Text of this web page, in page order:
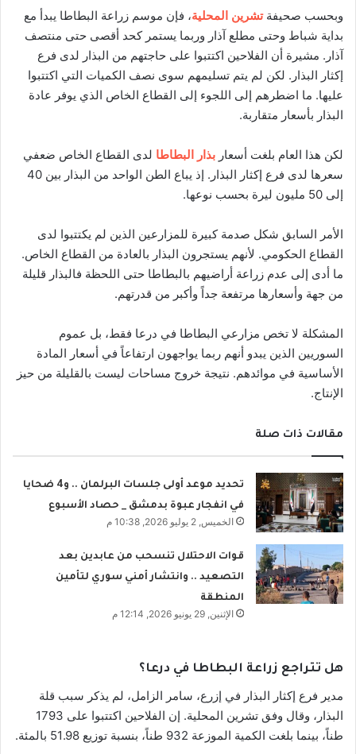
وبحسب صحيفةتشرين المحلية، فإن موسم زراعة البطاطا يبدأ مع
بداية شباط وحتى مطلع آذار وربما يستمر كحد أقصى حتى منتصف
آذار. مشيرة أن الفلاحين اكتتبوا على حاجتهم من البذار لدى فرع
إكثار البذار. لكن لم يتم تسليمهم سوى نصف الكميات التي اكتتبوا
عليها. ما اضطرهم إلى اللجوء إلى القطاع الخاص الذي يوفر عادة
البذار بأسعار متقاربة.
لكن هذا العام بلغت أسعار بذار البطاطا لدى القطاع الخاص ضعفي
سعرها لدى فرع إكثار البذار. إذ يباع الطن الواحد من البذار بين 40
إلى 50 مليون ليرة بحسب نوعها.
الأمر السابق شكل صدمة كبيرة للمزارعين الذين لم يكتتبوا لدى
القطاع الحكومي. لأنهم يستجرون البذار بالعادة من القطاع الخاص.
ما أدى إلى عدم زراعة أراضيهم بالبطاطا حتى اللحظة فالبذار قليلة
من جهة وأسعارها مرتفعة جداً وأكبر من قدرتهم.
المشكلة لا تخص مزارعي البطاطا في درعا فقط، بل عموم
السوريين الذين يبدو أنهم ربما يواجهون ارتفاعاً في أسعار المادة
الأساسية في موائدهم. نتيجة خروج مساحات ليست بالقليلة من حيز
الإنتاج.
مقالات ذات صلة
تحديد موعد أولى جلسات البرلمان .. و4 ضحايا
في انفجار عبوة بدمشق _ حصاد الأسبوع
الخميس, 2 يوليو 2026, 10:38 م
قوات الاحتلال تنسحب من عابدين بعد
التصعيد .. وانتشار أمني سوري لتأمين
المنطقة
الإثنين, 29 يونيو 2026, 12:14 م
هل تتراجع زراعة البطاطا في درعا؟
مدير فرع إكثار البذار في إزرع، سامر الزامل، لم يذكر سبب قلة
البذار، وقال وفق تشرين المحلية. إن الفلاحين اكتتبوا على 1793
طناً، بينما بلغت الكمية الموزعة 932 طناً، بنسبة توزيع 51.98 بالمئة.